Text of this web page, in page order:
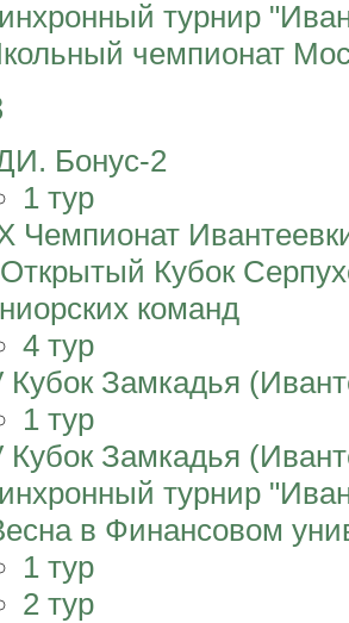
турнир
чемпионат
Бонус-2
1 тур
Чемпионат
Кубок
команд
4 тур
Кубок Замкадья
1 тур
Кубок Замкадья
турнир
в Финансовом
1 тур
2 тур